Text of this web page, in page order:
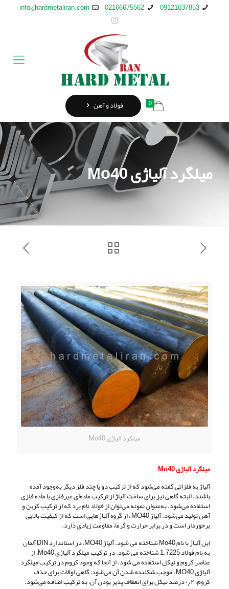
09121637853
02166675562
info@hardmetaliran.com
0 فولاد و آهن
میلگرد آلیاژی Mo40
میلگرد آلیاژی Mo40
میلگرد آلیاژی Mo40
آلیاژ به فلزاتی گفته می‌شود که از ترکیب دو یا چند فلز دیگر به‌‌وجود آمده
باشند. البته گاهی نیز برای ساخت آلیاژ از ترکیب ماده‌ای غیرفلزی با ماده‌ فلزی
استفاده می‌شود. به‌عنوان نمونه می‌توان از فولاد نام برد که از ترکیب کربن و
آهن تولید می‌شود. آلیاژ MO40 ، از گروه آلیاژهایی است که از کیفیت بالایی
برخوردار است و در برابر حرارت و گرما، مقاومت زیادی دارد.
این آلیاژ با نام Mo40 شناخته می شود. آلیاژ MO40، در استاندارد DIN آلمان
به نام فولاد 1.7225 شناخته می شود. در ترکیب میلگرد آلیاژی Mo40، از
عناصر کروم و نیکل استفاده می‌ شود. از آنجا که وجود کروم در ترکیب میلگرد
آلیاژی MO40 ، موجب شکننده شدن آن می‌شود، گاهی اوقات برای حذف
کروم، ۰٫۲ درصد نیکل برای انعطاف پذیر بودن آن، به ترکیب اضافه می‌شود.